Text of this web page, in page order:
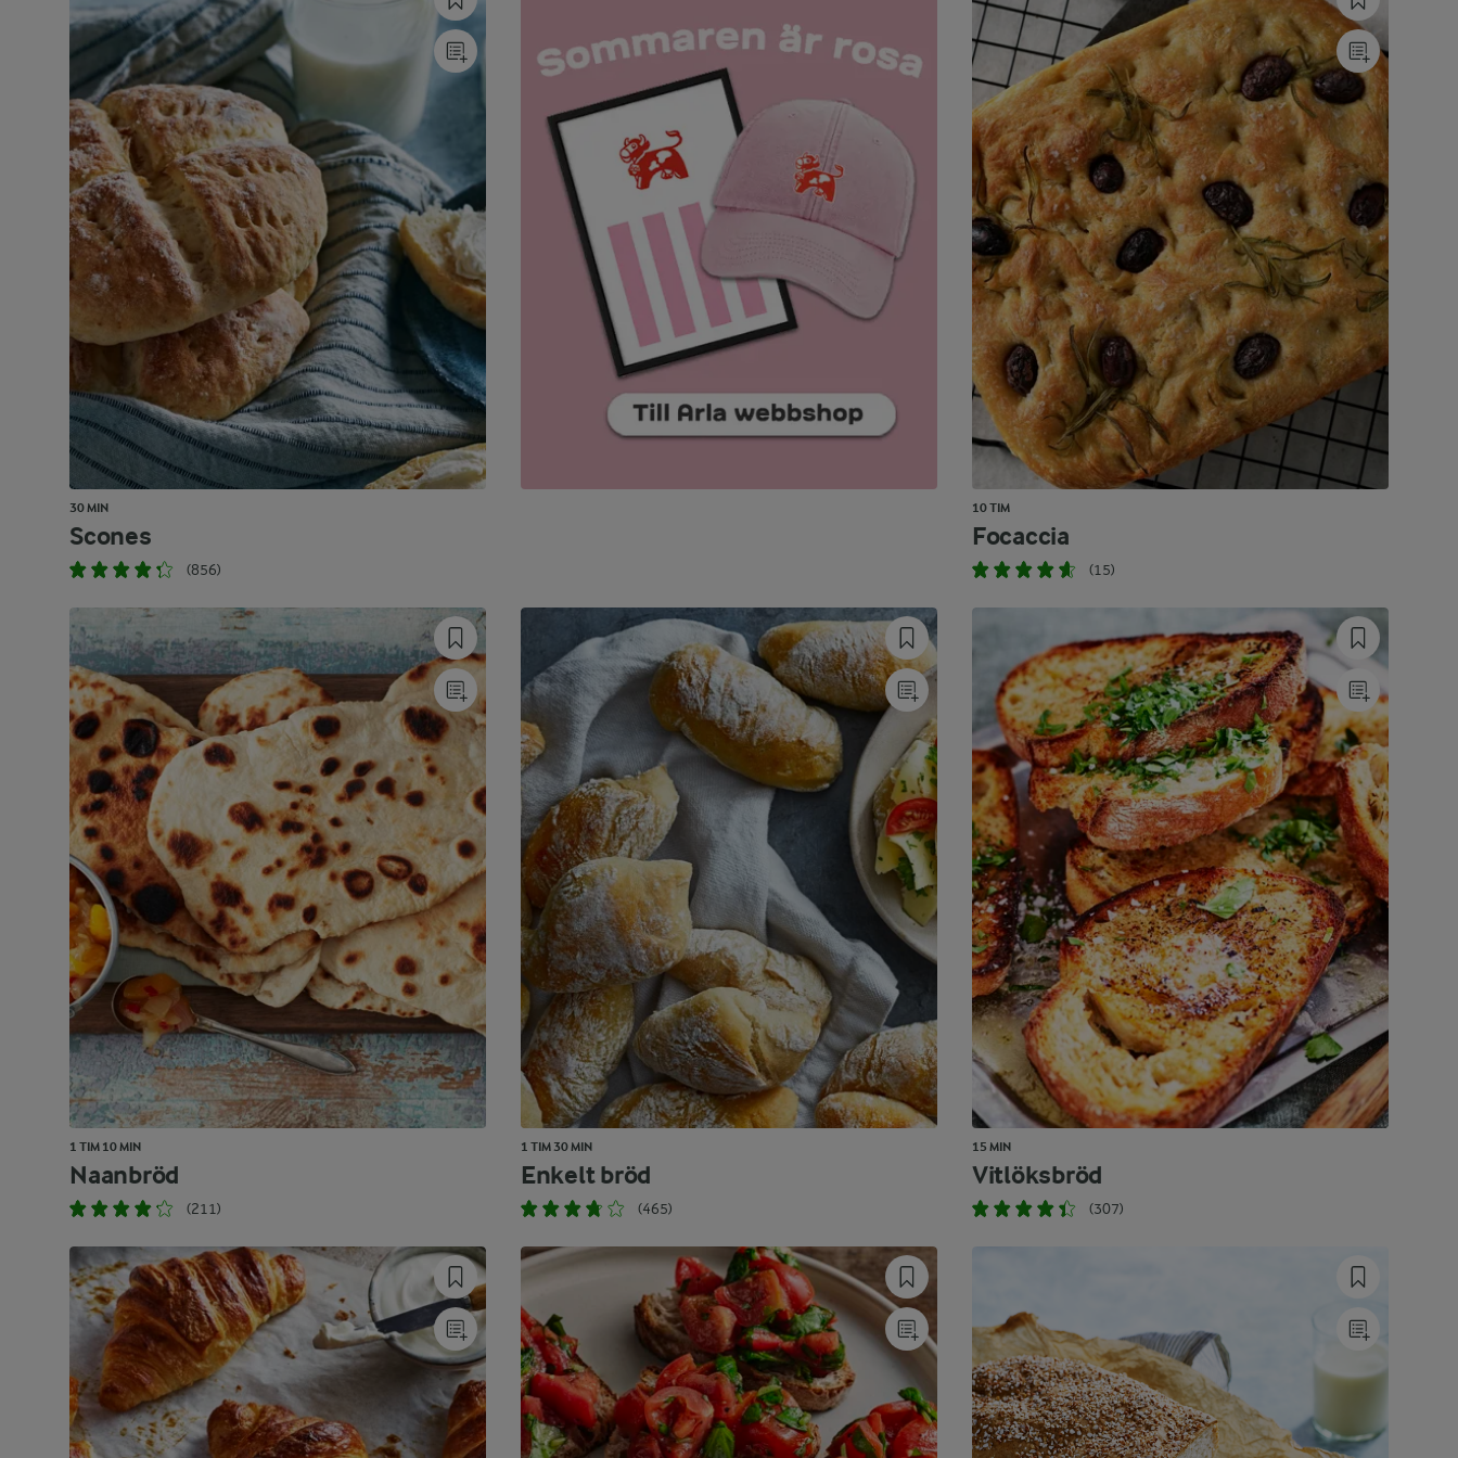
30 MIN
Scones
(856)
10 TIM
Focaccia
(15)
1 TIM 10 MIN
Naanbröd
(211)
1 TIM 30 MIN
Enkelt bröd
(465)
15 MIN
Vitlöksbröd
(307)